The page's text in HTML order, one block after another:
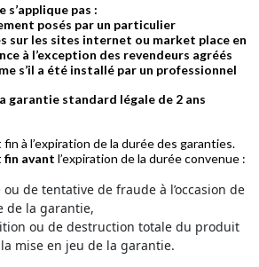
s’applique pas :
posés par un particulier
sur les sites internet ou market place en
à l’exception des revendeurs agréés
s’il a été installé par un professionnel
garantie standard légale de 2 ans
à l’expiration de la durée des garanties.
fin avant l’expiration de la durée convenue :
de tentative de fraude à l’occasion de
de la garantie,
ou de destruction totale du produit
mise en jeu de la garantie.